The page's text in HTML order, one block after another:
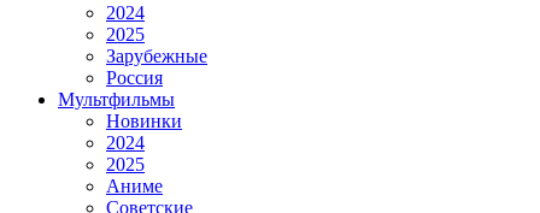
2024
2025
Зарубежные
Россия
Мультфильмы
Новинки
2024
2025
Аниме
Советские